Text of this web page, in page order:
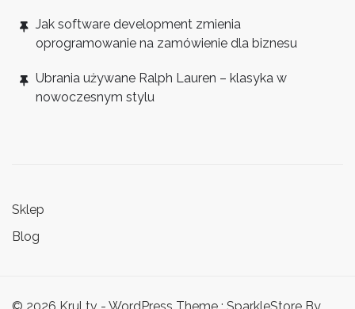
Jak software development zmienia
oprogramowanie na zamówienie dla biznesu
Ubrania używane Ralph Lauren – klasyka w
nowoczesnym stylu
Sklep
Blog